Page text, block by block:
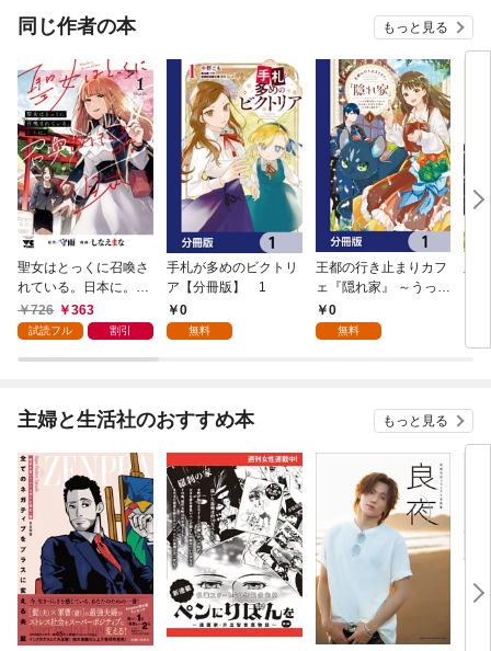
同じ作者の本 もっと見る
聖女はとっくに召喚さ
れている。日本に。
【電子単行本】 1
726 363
試読フル 割引
手札が多めのビクトリ
ア【分冊版】 1
0
無料
王都の行き止まりカフ
ェ『隠れ家』 ～うっか
り魔法使いになった私
の店に筆頭文官様がく
0
無料
つ
主婦と生活社のおすすめ本 もっと見る